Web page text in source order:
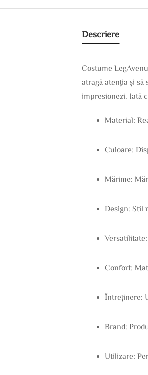
Descriere
Costume
atragă atenția și
impresionezi. Iată
Material:
Culoare:
Mărime:
Design: Stil
Confort:
Întreținere:
Brand:
Utilizare: